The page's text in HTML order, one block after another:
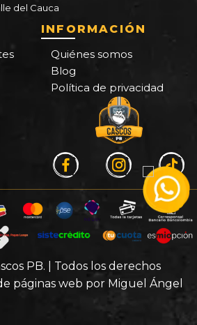
del Cauca
INFORMACIÓN
Quiénes somos
Blog
Política de privacidad
PB. | Todos los derechos
páginas web por Miguel Ángel